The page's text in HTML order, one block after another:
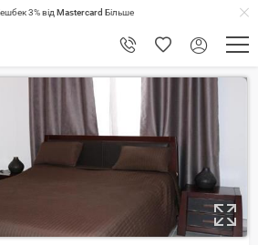
3% від Mastercard Більше
9.2